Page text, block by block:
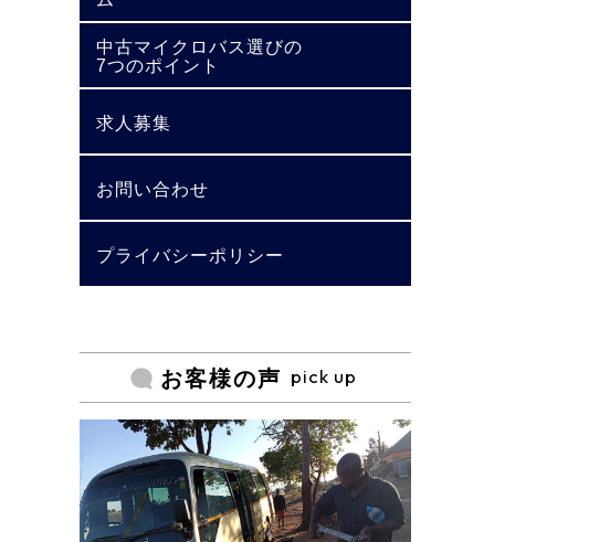
中古マイクロバス選びの
7つのポイント
求人募集
お問い合わせ
プライバシーポリシー
お客様の声 pick up